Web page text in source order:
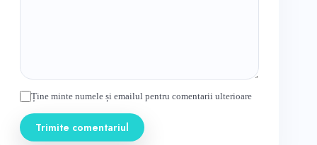
Ține minte numele și emailul pentru comentarii ulterioare
Trimite comentariul